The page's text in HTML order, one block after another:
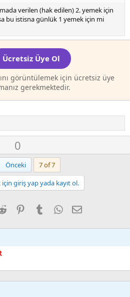
verilen (hak edilen) 2. yemek için
bu istisna günlük 1 yemek için mi
Ücretsiz Üye Ol
görüntülemek için ücretsiz üye
gerekmektedir.
O
y
l
a
0
o
w
n
v
t
Önceki
7 of 7
giriş yap yada kayıt ol.
Reddit PinterestTumblrWhatsApp
E-posta